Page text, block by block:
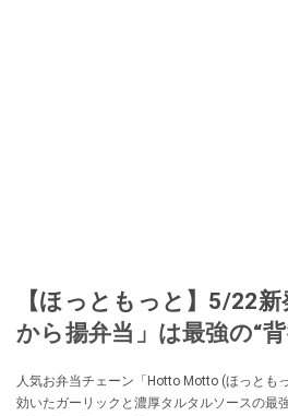
【ほっともっと】5/22
から揚弁当」は最強の“
人気お弁当チェーン「Hotto Motto (ほっとも
効いたガーリックと濃厚タルタルソースの最